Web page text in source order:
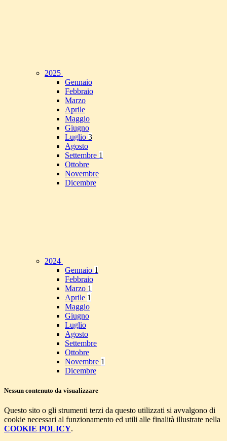
2025
Gennaio
Febbraio
Marzo
Aprile
Maggio
Giugno
Luglio 3
Agosto
Settembre 1
Ottobre
Novembre
Dicembre
2024
Gennaio 1
Febbraio
Marzo 1
Aprile 1
Maggio
Giugno
Luglio
Agosto
Settembre
Ottobre
Novembre 1
Dicembre
Nessun contenuto da visualizzare
Questo sito o gli strumenti terzi da questo utilizzati si avvalgono di
cookie necessari al funzionamento ed utili alle finalità illustrate nella
COOKIE POLICY.